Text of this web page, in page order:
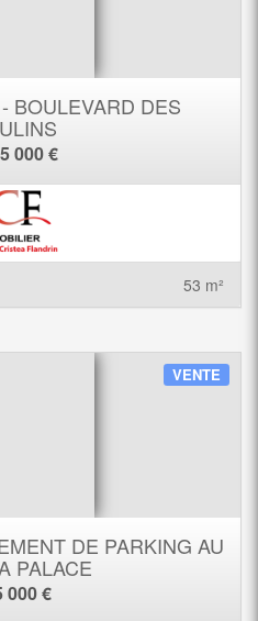
BOULEVARD DES
000 €
53 m²
VENTE
DE PARKING AU
PALACE
000 €